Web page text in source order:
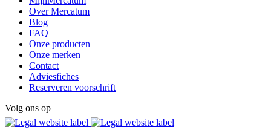
Over Mercatum
Blog
FAQ
Onze producten
Onze merken
Contact
Adviesfiches
Reserveren voorschrift
Volg ons op